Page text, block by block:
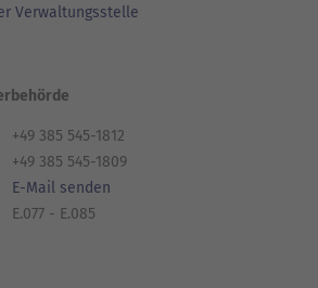
Verwaltungsstelle
+49 385 545-1812
+49 385 545-1809
E-Mail senden
E.077 - E.085